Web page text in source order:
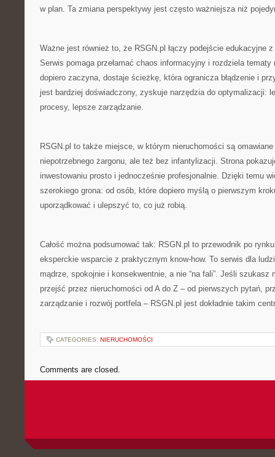
w plan. Ta zmiana perspektywy jest często ważniejsza niż
Ważne jest również to, że RSGN.pl łączy podejście edukacyjne z
Serwis pomaga przełamać chaos informacyjny i rozdziela
dopiero zaczyna, dostaje ścieżkę, która ogranicza błądzenie i
jest bardziej doświadczony, zyskuje narzędzia do optymalizacji:
procesy, lepsze zarządzanie.
RSGN.pl to także miejsce, w którym nieruchomości są
niepotrzebnego żargonu, ale też bez infantylizacji. Strona
inwestowaniu prosto i jednocześnie profesjonalnie. Dzięki temu
szerokiego grona: od osób, które dopiero myślą o pierwszym
uporządkować i ulepszyć to, co już robią.
Całość można podsumować tak: RSGN.pl to przewodnik po
eksperckie wsparcie z praktycznym know-how. To serwis dla
mądrze, spokojnie i konsekwentnie, a nie “na fali”. Jeśli szukasz
przejść przez nieruchomości od A do Z – od pierwszych pytań,
zarządzanie i rozwój portfela – RSGN.pl jest dokładnie takim
CATEGORIES: NIERUCHOMOŚCI
Comments are closed.